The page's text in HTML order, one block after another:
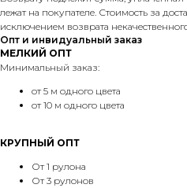
лежат на покупателе. Стоимость за
исключением возврата
Опт и инвидуальный заказ
МЕЛКИЙ ОПТ
Минимальный заказ:
от 5 м одного цвета
от 10 м одного цвета
КРУПНЫЙ ОПТ
От 1 рулона
От 3 рулонов